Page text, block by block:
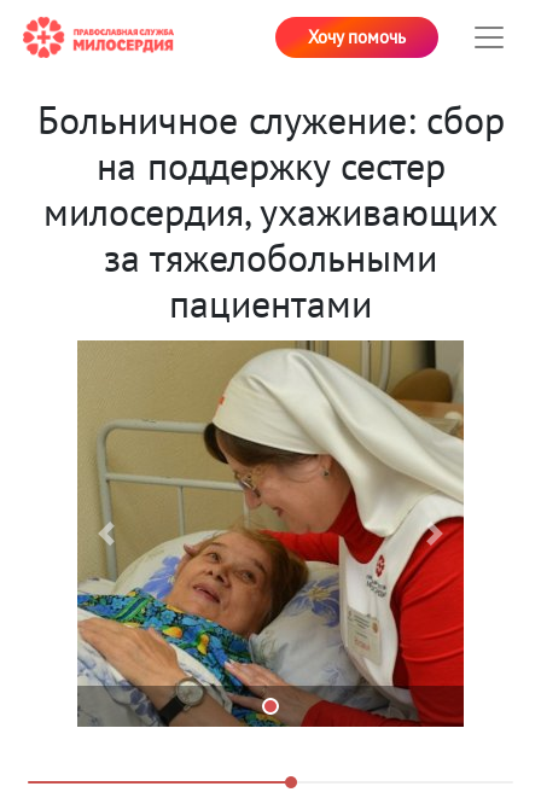
Хочу помочь
Больничное служение: сбор
на поддержку сестер
милосердия, ухаживающих
за тяжелобольными
пациентами
Previous Next